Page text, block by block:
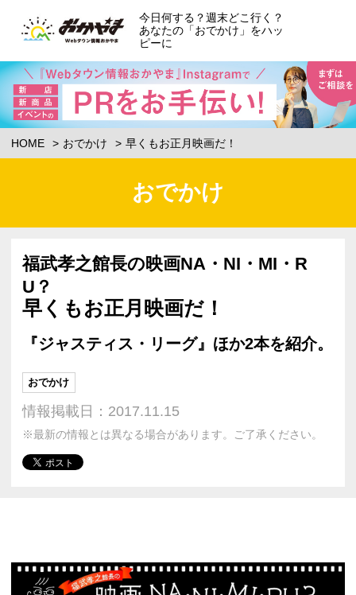
今日何する？週末どこ行く？
あなたの「おでかけ」をハッ
ピーに
HOME おでかけ 早くもお正月映画だ！
おでかけ
福武孝之館長の映画NA・NI・MI・R
U？
早くもお正月映画だ！
『ジャスティス・リーグ』ほか2本を紹介。
おでかけ
情報掲載日：2017.11.15
※最新の情報とは異なる場合があります。ご了承ください。